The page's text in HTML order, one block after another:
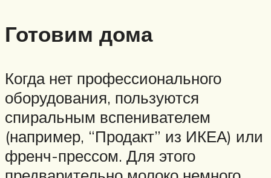
Готовим дома
Когда нет профессионального
оборудования, пользуются
спиральным вспенивателем
(например, “Продакт” из ИКЕА) или
френч-прессом. Для этого